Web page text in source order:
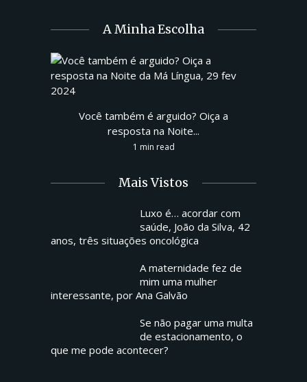
A Minha Escolha
Você também é arguido? Oiça a
resposta na Noite...
1 min read
Mais Vistos
Luxo é… acordar com
saúde, João da Silva, 42
anos, três situações oncológica
A maternidade fez de
mim uma mulher
interessante, por Ana Galvão
Se não pagar uma multa
de estacionamento, o
que me pode acontecer?